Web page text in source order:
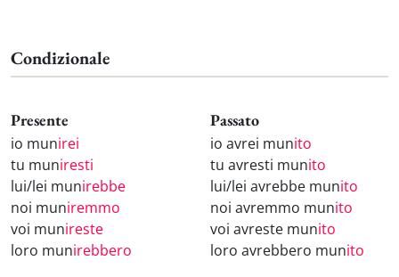
Condizionale
Presente
io munirei
tu muniresti
lui/lei munirebbe
noi muniremmo
voi munireste
loro munirebbero
Passato
io avrei munito
tu avresti munito
lui/lei avrebbe munito
noi avremmo munito
voi avreste munito
loro avrebbero munito